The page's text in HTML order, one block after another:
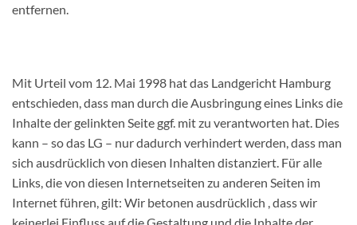
entfernen.
Mit Urteil vom 12. Mai 1998 hat das Landgericht Hamburg
entschieden, dass man durch die Ausbringung eines Links die
Inhalte der gelinkten Seite ggf. mit zu verantworten hat. Dies
kann – so das LG – nur dadurch verhindert werden, dass man
sich ausdrücklich von diesen Inhalten distanziert. Für alle
Links, die von diesen Internetseiten zu anderen Seiten im
Internet führen, gilt: Wir betonen ausdrücklich , dass wir
keinerlei Einfluss auf die Gestaltung und die Inhalte der